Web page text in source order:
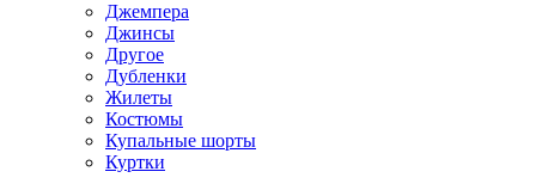
Джемпера
Джинсы
Другое
Дубленки
Жилеты
Костюмы
Купальные шорты
Куртки